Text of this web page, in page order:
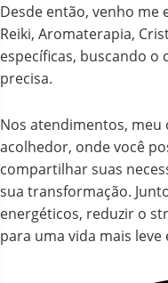
Desde então, venho me
Reiki, Aromaterapia,
específicas, buscando
precisa.
Nos atendimentos,
acolhedor, onde você
compartilhar suas
sua transformação.
energéticos, reduzir o
para uma vida mais leve